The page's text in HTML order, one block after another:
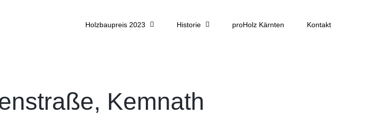
Holzbaupreis 2023 Historie proHolz Kärnten Kontakt
Kemnath